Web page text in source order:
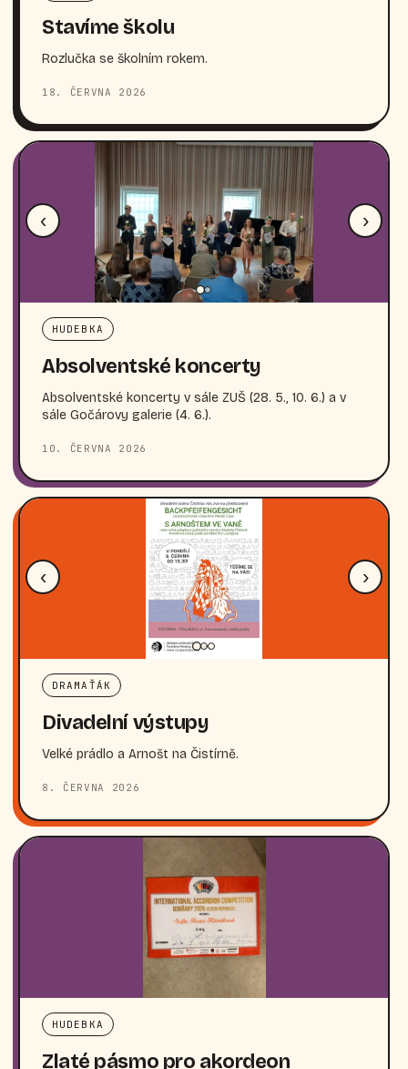
Stavíme školu
Rozlučka se školním rokem.
18. ČERVNA 2026
‹ ›
HUDEBKA
Absolventské koncerty
Absolventské koncerty v sále ZUŠ (28. 5., 10. 6.) a v
sále Gočárovy galerie (4. 6.).
10. ČERVNA 2026
‹ ›
DRAMAŤÁK
Divadelní výstupy
Velké prádlo a Arnošt na Čistírně.
8. ČERVNA 2026
HUDEBKA
Zlaté pásmo pro akordeon